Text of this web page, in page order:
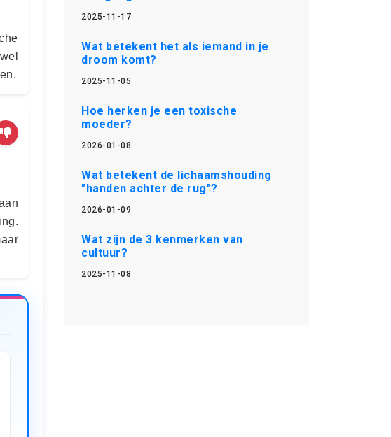
2025-11-17
Wat betekent het als iemand in je
droom komt?
2025-11-05
Hoe herken je een toxische
moeder?
2026-01-08
Wat betekent de lichaamshouding
"handen achter de rug"?
2026-01-09
Wat zijn de 3 kenmerken van
cultuur?
2025-11-08